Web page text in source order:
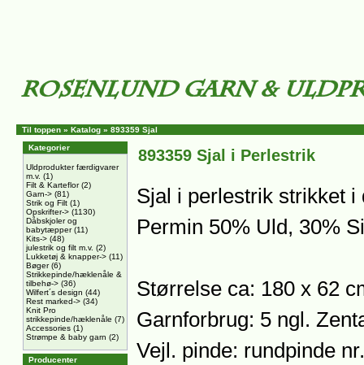
Til toppen » Katalog » 893359 Sjal
Kategorier
Uldprodukter færdigvarer
m.v. (1)
Filt & Karteflor(2)
Garn-> (81)
Strik og Filt (1)
Opskrifter-> (1130)
Dåbskjoler og
babytæpper(11)
Kits-> (48)
julestrik og filt m.v. (2)
Lukketøj & knapper-> (11)
Bøger(6)
Strikkepinde/hæklenåle &
tilbehø-> (36)
Wilfert´s design (44)
Rest marked-> (34)
Knit Pro
strikkepinde/hæklenåle (7)
Accessories (1)
Strømpe & baby garn (2)
Producenter
893359 Sjal i Perlestrik
Sjal i perlestrik strikket
Permin 50% Uld, 30%
Størrelse ca: 180 x 62
Garnforbrug: 5 ngl.
Vejl. pinde: rundpinde